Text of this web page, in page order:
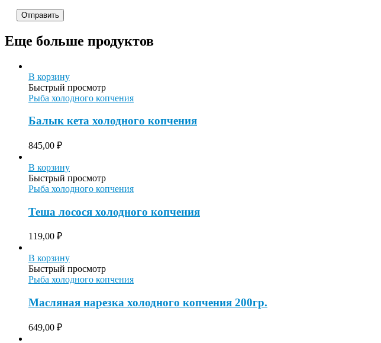
Еще больше продуктов
В корзину
Быстрый просмотр
Рыба холодного копчения
Балык кета холодного копчения
845,00 ₽
В корзину
Быстрый просмотр
Рыба холодного копчения
Теша лосося холодного копчения
119,00 ₽
В корзину
Быстрый просмотр
Рыба холодного копчения
Масляная нарезка холодного копчения 200гр.
649,00 ₽